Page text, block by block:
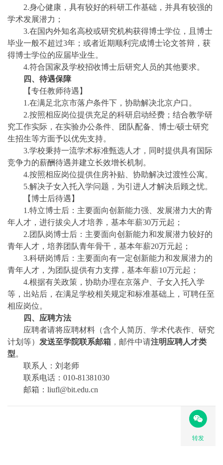
2.身心健康，具有较好的科研工作基础，并具有较强的
学术发展潜力；
3.在国内外知名高校或研究机构获得博士学位，且博士
毕业一般不超过3年；或者近期顺利完成博士论文答辩，获
得博士学位的应届毕业生。
4.符合国家及学校招收博士后研究人员的其他要求。
四、待遇保障
【专任教师待遇】
1.在满足北京市落户条件下，协助解决北京户口。
2.按照相应岗位提供充足的科研启动经费；结合教学研
究工作实际，在实验办公条件、团队配备、博士/硕士研究
生招生等方面予以优先支持。
3.学校秉持一流学术标准甄选人才，同时提供具有国际
竞争力的薪酬待遇并建立长效增长机制。
4.按照相应岗位提供住房补贴、协助解决过渡性公寓。
5.解决子女入托入学问题，为引进人才解决后顾之忧。
【博士后待遇】
1.特立博士后：主要面向创新能力强、发展潜力大的青
年人才，进行拔尖人才培养，基本年薪30万元起；
2.团队岗博士后：主要面向创新能力和发展潜力较好的
青年人才，培养团队青年骨干，基本年薪20万元起；
3.科研岗博后：主要面向有一定创新能力和发展潜力的
青年人才，为团队提供有力支撑，基本年薪10万元起；
4.根据有关政策，协助办理在京落户、子女入托入学
等，出站后，在满足学校相关规定和标准基础上，可聘任至
相应岗位。
四、应聘方法
应聘者请将应聘材料（含个人简历、学术代表作、研究
计划等） 发送至学院联系邮箱 ，邮件中请注明应聘人才类
型。
联系人：刘老师
联系电话：010-81381030
邮箱：liufl@bit.edu.cn
转发